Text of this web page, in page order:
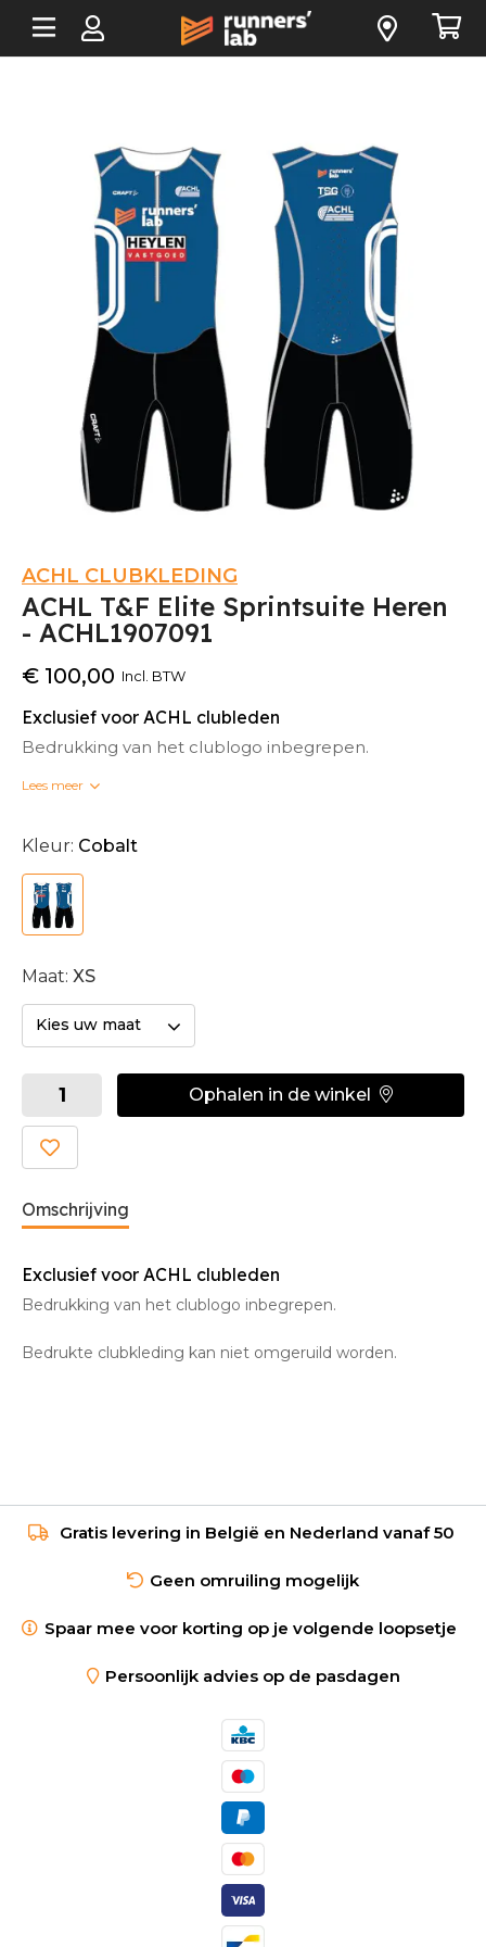
ACHL CLUBKLEDING
ACHL T&F Elite Sprintsuite Heren
- ACHL1907091
€ 100,00 Incl. BTW
Exclusief voor ACHL clubleden
Bedrukking van het clublogo inbegrepen.
Bedrukte clubkleding kan niet omgeruild worden.
Lees meer
Kleur: Cobalt
Maat: XS
Kies uw maat
Ophalen in de winkel
Omschrijving
Exclusief voor ACHL clubleden
Bedrukking van het clublogo inbegrepen.
Bedrukte clubkleding kan niet omgeruild worden.
Gratis levering in België en Nederland vanaf 50
Geen omruiling mogelijk
Spaar mee voor korting op je volgende loopsetje
Persoonlijk advies op de pasdagen